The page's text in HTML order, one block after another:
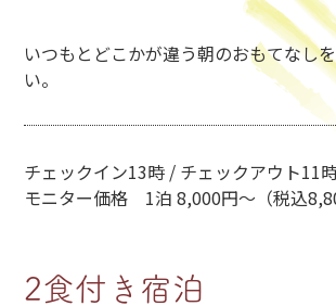
いつもとどこかが違う朝のおもてなし
い。
チェックイン13時 / チェックアウト11
モニター価格 1泊 8,000円～（税込
2食付き宿泊